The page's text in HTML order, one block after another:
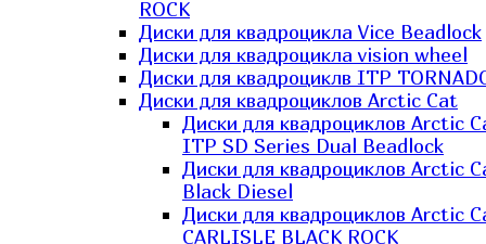
ROCK
Диски для квадроцикла Vice Beadlock
Диски для квадроцикла vision wheel
Диски для квадроциклв ITP
Диски для квадроциклов Arctic Cat
Диски для квадроциклов Arctic
ITP SD Series Dual Beadlock
Диски для квадроциклов Arctic
Black Diesel
Диски для квадроциклов Arctic
CARLISLE BLACK ROCK